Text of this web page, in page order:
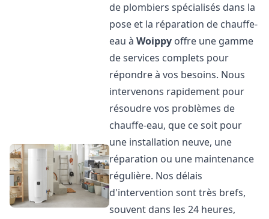
de plombiers spécialisés dans la
pose et la réparation de chauffe-
eau àWoippy offre une gamme
de services complets pour
répondre à vos besoins. Nous
intervenons rapidement pour
résoudre vos problèmes de
chauffe-eau, que ce soit pour
une installation neuve, une
réparation ou une maintenance
régulière. Nos délais
d'intervention sont très brefs,
souvent dans les 24 heures,